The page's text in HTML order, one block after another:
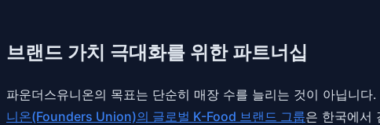
브랜드 가치 극대화를 위한 파트너십
파운더스유니온의 목표는 단순히 매장 수를 늘리는 것이 아닙니
니온(Founders Union)의 글로벌 K-Food 브랜드 그룹은 한국에서